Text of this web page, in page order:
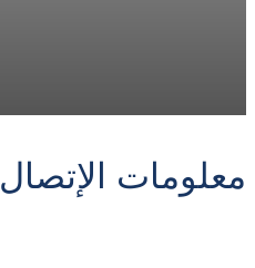
معلومات الإتصال